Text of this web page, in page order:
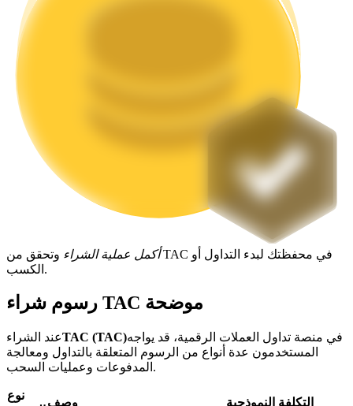
عوائد عالية والوصول الفوري
Launchpool
الرهان المرن لكسب العملات الرقمية الشهيرة
أكمل عملية الشراء وتحقق من TAC في محفظتك لبدء التداول أو
الكسب.
رسوم شراء TAC موضحة
عند الشراءTAC (TAC)في منصة تداول العملات الرقمية، قد يواجه
المستخدمون عدة أنواع من الرسوم المتعلقة بالتداول ومعالجة
المدفوعات وعمليات السحب.
نوع
وصف التكلفة النموذجية